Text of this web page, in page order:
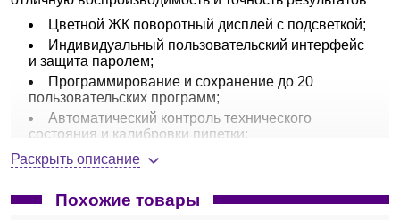
Цветной ЖК поворотный дисплей с подсветкой;
Индивидуальный пользовательский интерфейс
и защита паролем;
Программирование и сохранение до 20
пользовательских программ;
Автоматический контроль технического
состояния и калибровки пипетки;
Удобство одевания наконечников
предотвращает напряжение руки, минимальный
Уменьшение физического усилия при одевании
Раскрыть описание
Похожие товары